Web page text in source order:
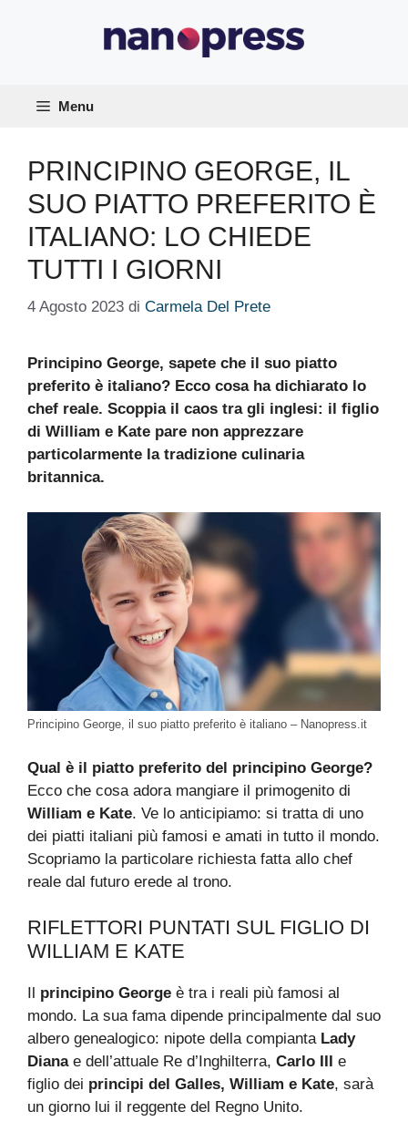
Menu
PRINCIPINO GEORGE, IL
SUO PIATTO PREFERITO È
ITALIANO: LO CHIEDE
TUTTI I GIORNI
4 Agosto 2023 di Carmela Del Prete
Principino George, sapete che il suo piatto
preferito è italiano? Ecco cosa ha dichiarato lo
chef reale. Scoppia il caos tra gli inglesi: il figlio
di William e Kate pare non apprezzare
particolarmente la tradizione culinaria
britannica.
Principino George, il suo piatto preferito è italiano – Nanopress.it
Qual è il piatto preferito del principino George?
Ecco che cosa adora mangiare il primogenito di
William e Kate. Ve lo anticipiamo: si tratta di uno
dei piatti italiani più famosi e amati in tutto il mondo.
Scopriamo la particolare richiesta fatta allo chef
reale dal futuro erede al trono.
RIFLETTORI PUNTATI SUL FIGLIO DI
WILLIAM E KATE
principino George è tra i reali più famosi al
mondo. La sua fama dipende principalmente dal suo
albero genealogico: nipote della compianta Lady
Dianae dell’attuale Re d’Inghilterra, Carlo III
e
figlio dei principi del Galles, William e Kate, sarà
un giorno lui il reggente del Regno Unito.